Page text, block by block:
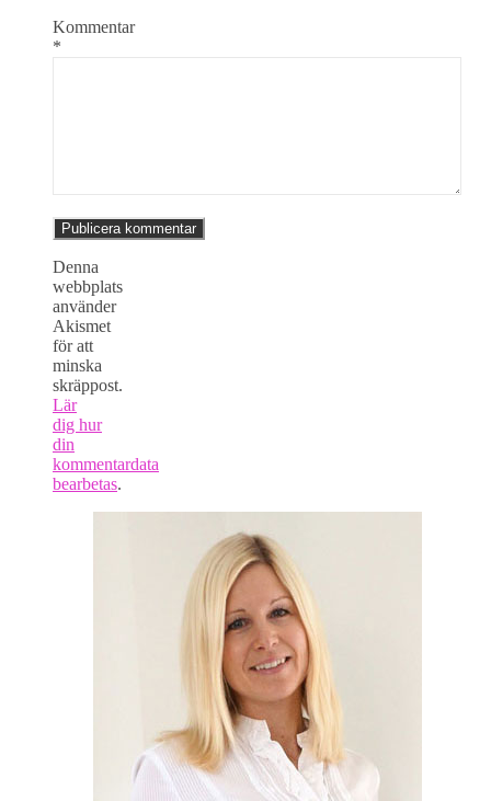
Kommentar
*
Denna
webbplats
använder
Akismet
för att
minska
skräppost.
Lär
dig hur
din
kommentardata
bearbetas.